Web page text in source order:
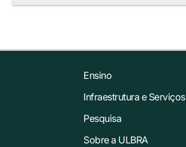
Ensino
Infraestrutura e Serviços
Pesquisa
Sobre a ULBRA